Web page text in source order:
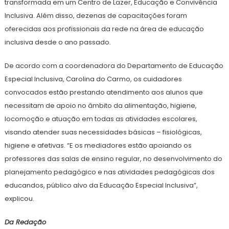
transformada em um Centro de Lazer, Educação e Convivência
Inclusiva. Além disso, dezenas de capacitações foram
oferecidas aos profissionais da rede na área de educação
inclusiva desde o ano passado.
De acordo com a coordenadora do Departamento de Educação
Especial Inclusiva, Carolina do Carmo, os cuidadores
convocados estão prestando atendimento aos alunos que
necessitam de apoio no âmbito da alimentação, higiene,
locomoção e atuação em todas as atividades escolares,
visando atender suas necessidades básicas – fisiológicas,
higiene e afetivas. “E os mediadores estão apoiando os
professores das salas de ensino regular, no desenvolvimento do
planejamento pedagógico e nas atividades pedagógicas dos
educandos, público alvo da Educação Especial Inclusiva”,
explicou.
Da Redação